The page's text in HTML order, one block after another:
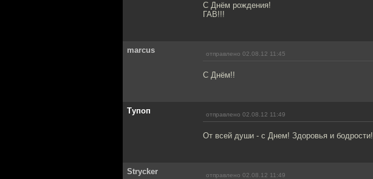
С Днём рождения!
ГАВ!!!
marcus отправлено 02.08.12 11:45
С Днём!!
Тупоп отправлено 02.08.12 11:49
От всей души - с Днем! Здоровья и бодрости!
Strycker отправлено 02.08.12 11:49